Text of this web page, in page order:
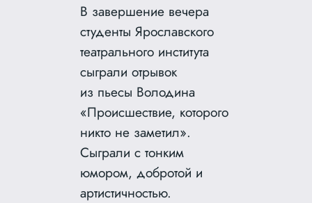
В завершение вечера
студенты Ярославского
театрального института
сыграли отрывок
из пьесы Володина
«Происшествие, которого
никто не заметил».
Сыграли с тонким
юмором, добротой и
артистичностью.